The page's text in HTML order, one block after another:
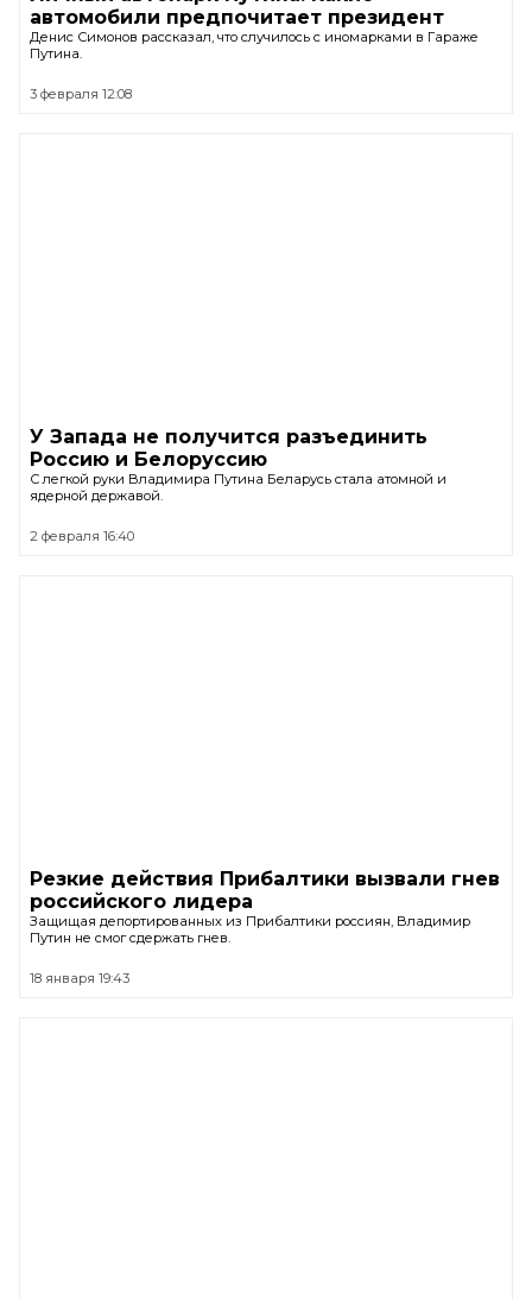
автомобили предпочитает президент
Денис Симонов рассказал, что случилось с иномарками в Гараже
Путина.
3 февраля 12:08
У Запада не получится разъединить
Россию и Белоруссию
С легкой руки Владимира Путина Беларусь стала атомной и
ядерной державой.
2 февраля 16:40
Резкие действия Прибалтики вызвали гнев
российского лидера
Защищая депортированных из Прибалтики россиян, Владимир
Путин не смог сдержать гнев.
18 января 19:43